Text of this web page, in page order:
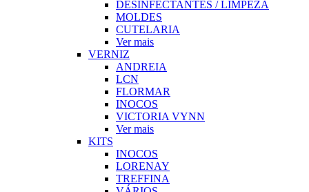
DESINFECTANTES / LIMPEZA
MOLDES
CUTELARIA
Ver mais
VERNIZ
ANDREIA
LCN
FLORMAR
INOCOS
VICTORIA VYNN
Ver mais
KITS
INOCOS
LORENAY
TREFFINA